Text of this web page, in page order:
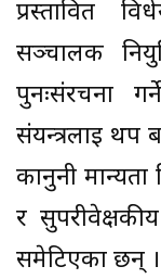
प्रस्तावित
सञ्चालक
पुनःसंरचना
संयन्त्रलाई थप
कानुनी मान्यता
र
समेटिएका छन् ।